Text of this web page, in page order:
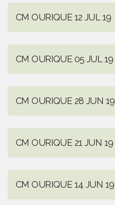
CM OURIQUE 12 JUL 19
CM OURIQUE 05 JUL 19
CM OURIQUE 28 JUN 19
CM OURIQUE 21 JUN 19
CM OURIQUE 14 JUN 19